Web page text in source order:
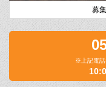
募
※上記電話